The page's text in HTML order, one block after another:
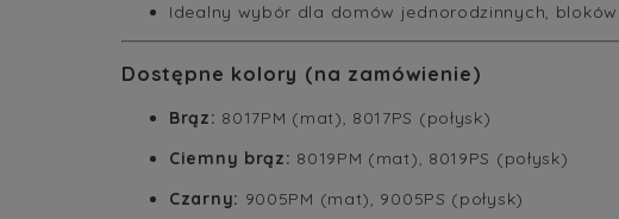
Idealny wybór dla domów jednorodzinnych,
Dostępne kolory (na zamówienie)
Brąz: 8017PM (mat), 8017PS (połysk)
Ciemny brąz: 8019PM (mat), 8019PS (połysk)
Czarny: 9005PM (mat), 9005PS (połysk)